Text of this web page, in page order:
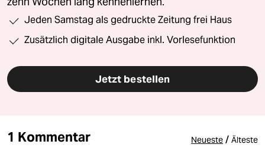
Jeden Samstag als gedruckte Zeitung frei Haus
Zusätzlich digitale Ausgabe inkl. Vorlesefunktion
Jetzt bestellen
1 Kommentar Neueste / Älteste